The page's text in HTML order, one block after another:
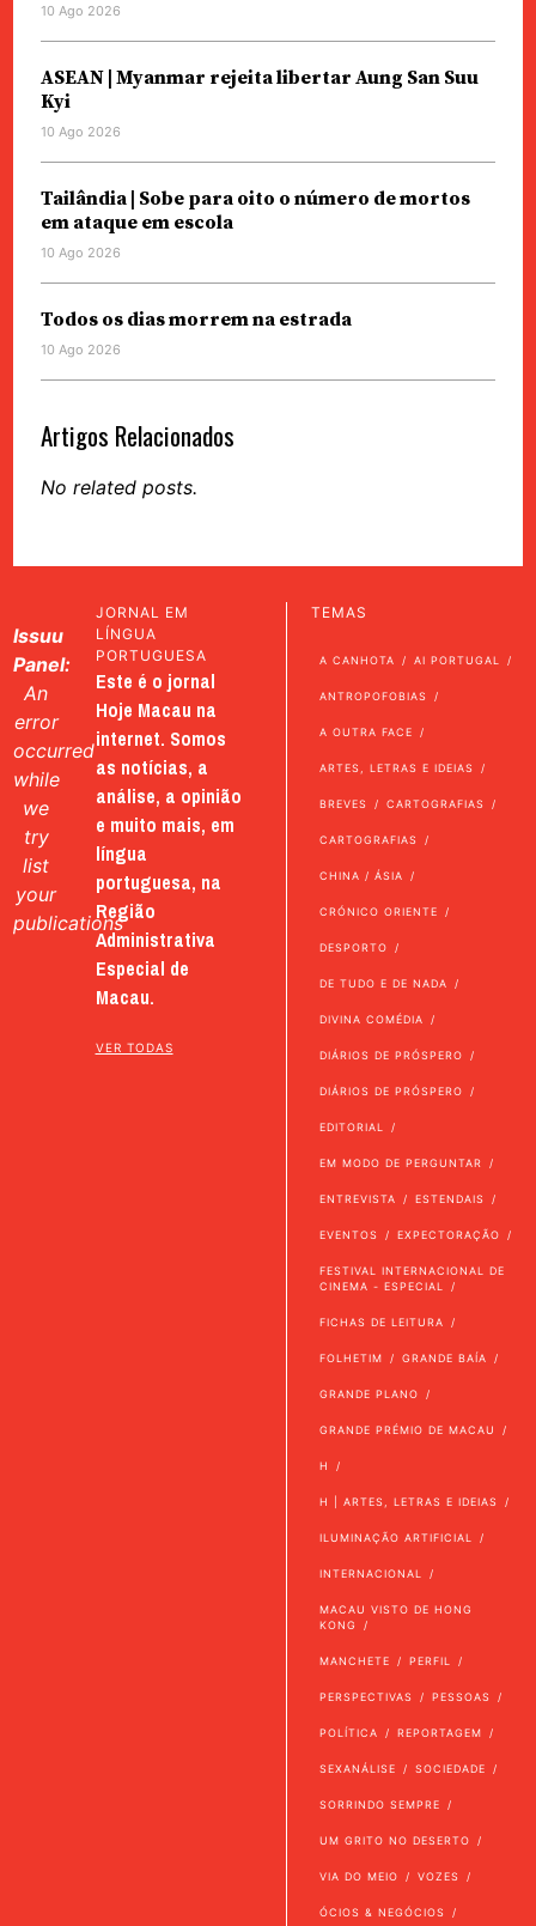
10 Ago 2026
ASEAN | Myanmar rejeita libertar Aung San Suu
Kyi
10 Ago 2026
Tailândia | Sobe para oito o número de mortos
em ataque em escola
10 Ago 2026
Todos os dias morrem na estrada
10 Ago 2026
Artigos Relacionados
No related posts.
Issuu
Panel:
An
error
occurred
while
we
try
list
your
publications
JORNAL EM
LÍNGUA
PORTUGUESA
Este é o jornal
Hoje Macau na
internet. Somos
as notícias, a
análise, a opinião
e muito mais, em
língua
portuguesa, na
Região
Administrativa
Especial de
Macau.
VER TODAS
TEMAS
A CANHOTA AI PORTUGAL
ANTROPOFOBIAS
A OUTRA FACE
ARTES, LETRAS E IDEIAS
BREVES CARTOGRAFIAS
CARTOGRAFIAS
CHINA / ÁSIA
CRÓNICO ORIENTE
DESPORTO
DE TUDO E DE NADA
DIVINA COMÉDIA
DIÁRIOS DE PRÓSPERO
DIÁRIOS DE PRÓSPERO
EDITORIAL
EM MODO DE PERGUNTAR
ENTREVISTA ESTENDAIS
EVENTOS EXPECTORAÇÃO
FESTIVAL INTERNACIONAL DE
CINEMA - ESPECIAL
FICHAS DE LEITURA
FOLHETIM GRANDE BAÍA
GRANDE PLANO
GRANDE PRÉMIO DE MACAU
H
H | ARTES, LETRAS E IDEIAS
ILUMINAÇÃO ARTIFICIAL
INTERNACIONAL
MACAU VISTO DE HONG
KONG
MANCHETE PERFIL
PERSPECTIVAS PESSOAS
POLÍTICA REPORTAGEM
SEXANÁLISE SOCIEDADE
SORRINDO SEMPRE
UM GRITO NO DESERTO
VIA DO MEIO VOZES
ÓCIOS & NEGÓCIOS